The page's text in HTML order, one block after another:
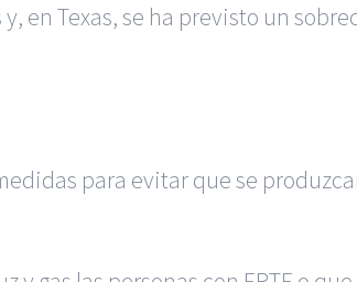
en Texas, se ha previsto un
para evitar que se